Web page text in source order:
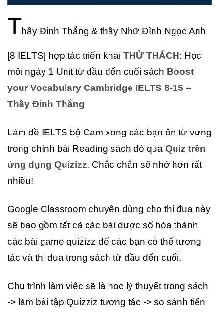
Thầy Đinh Thắng & thầy Nhữ Đình Ngọc Anh
[8 IELTS] hợp tác triển khai THỬ THÁCH: Học
mỗi ngày 1 Unit từ đầu đến cuối sách Boost
your Vocabulary Cambridge IELTS 8-15 –
Thầy Đinh Thắng
Làm đề IELTS bộ Cam xong các bạn ôn từ vựng
trong chính bài Reading sách đó qua Quiz trên
ứng dụng Quizizz. Chắc chắn sẽ nhớ hơn rất
nhiều!
Google Classroom chuyên dùng cho thi đua này
sẽ bao gồm tất cả các bài được số hóa thành
các bài game quizizz để các bạn có thể tương
tác và thi đua trong sách từ đầu đến cuối.
Chu trình làm việc sẽ là học lý thuyết trong sách
-> làm bài tập Quizziz tương tác -> so sánh tiến